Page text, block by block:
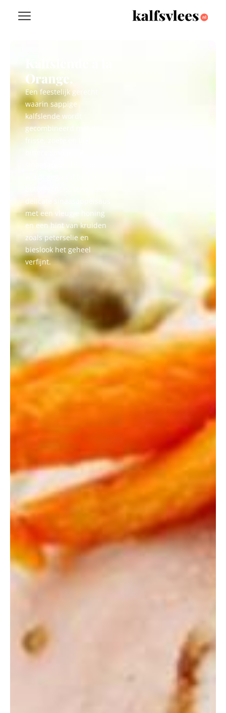
Orange.
Een feestelijk gerecht
waarin sappige
kalfslende wordt
gecombineerd met de
frisse, zoete en licht
delicate sinaasappelsaus
met een vleugje honing
en een hint van kruiden
zoals peterselie en
bieslook het geheel
verfijnt.